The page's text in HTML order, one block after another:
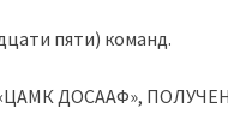
пяти) команд.
ДОСААФ»,